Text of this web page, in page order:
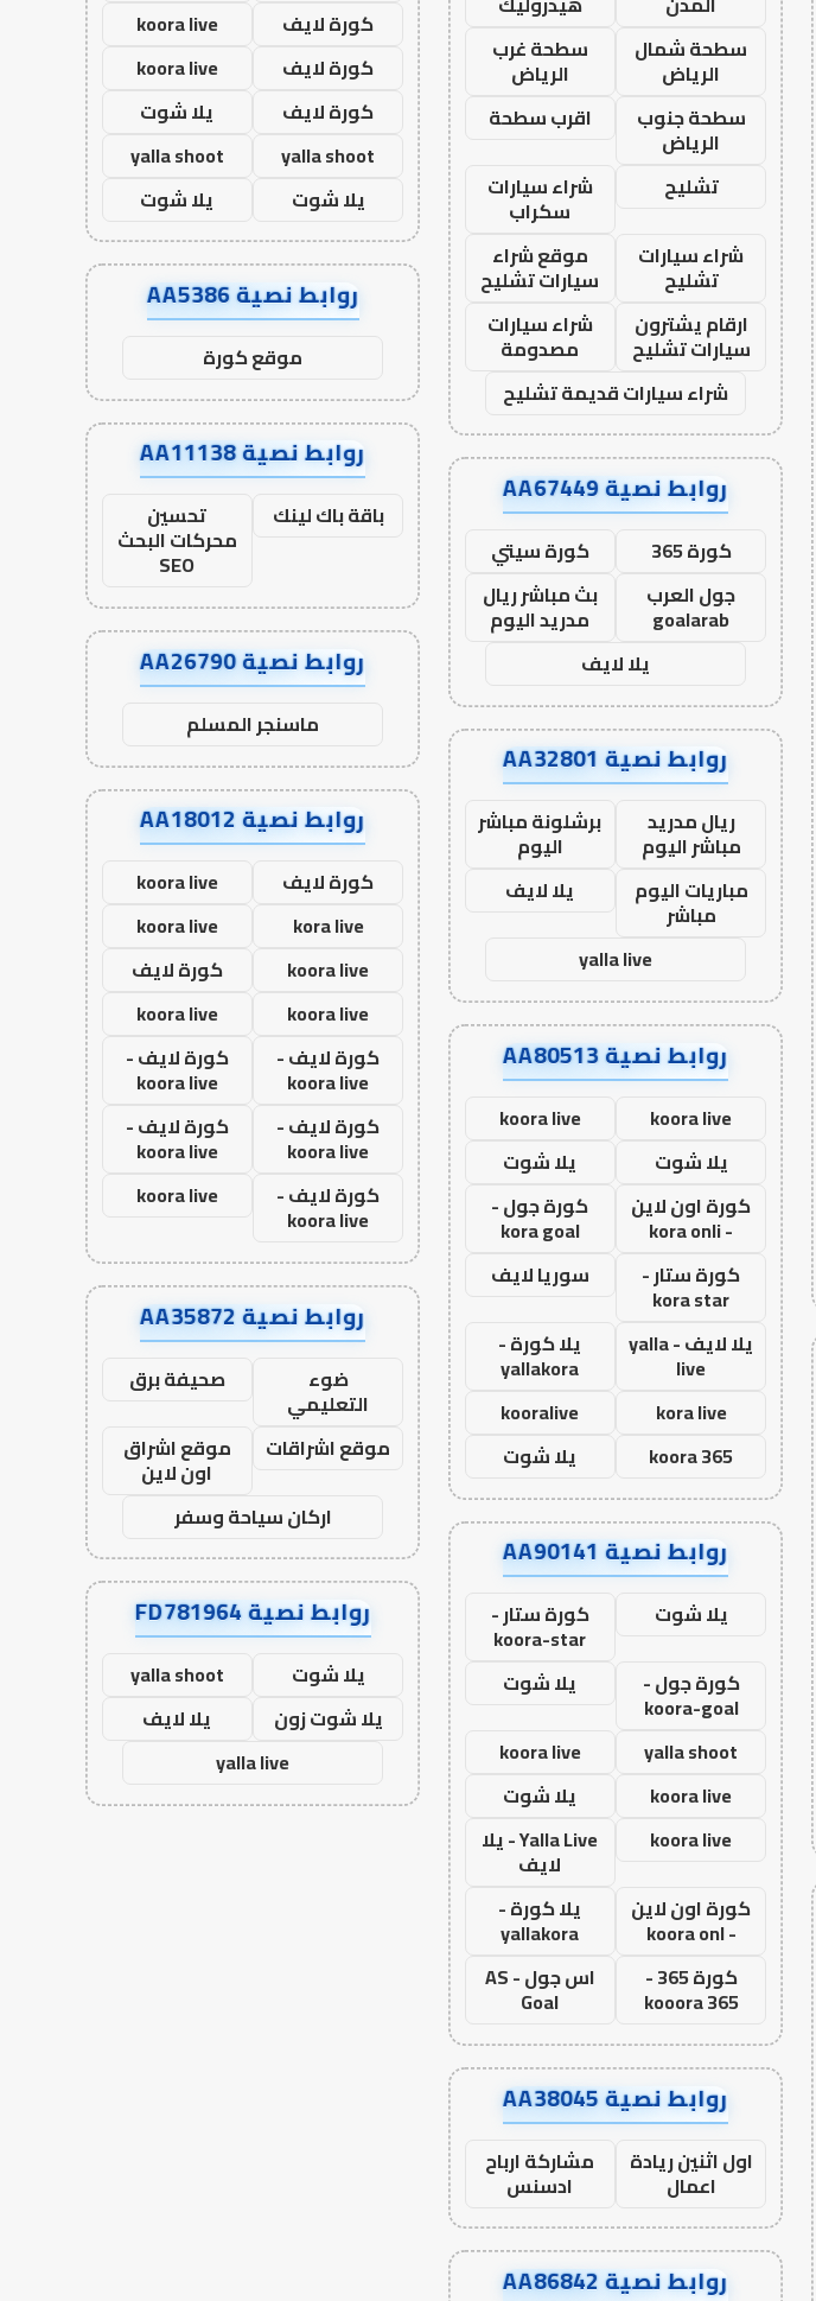
سطحة شمال
الرياض
سطحة غرب
الرياض
سطحة جنوب
الرياض
اقرب سطحة
تشليح
شراء سيارات
سكراب
شراء سيارات
تشليح
موقع شراء
سيارات تشليح
ارقام يشترون
سيارات تشليح
شراء سيارات
مصدومة
شراء سيارات قديمة تشليح
روابط نصية AA67449
كورة 365
كورة سيتي
جول العرب
goalarab
بث مباشر ريال
مدريد اليوم
يلا لايف
روابط نصية AA32801
ريال مدريد
مباشر اليوم
برشلونة مباشر
اليوم
مباريات اليوم
مباشر
يلا لايف
yalla live
روابط نصية AA80513
koora live
koora live
يلا شوت
يلا شوت
كورة اون لاين
- kora onli
كورة جول -
kora goal
كورة ستار -
kora star
سوريا لايف
يلا لايف - yalla
live
يلا كورة -
yallakora
kora live
kooralive
koora 365
يلا شوت
روابط نصية AA90141
يلا شوت كورة ستار -
koora-star
كورة جول -
koora-goal
يلا شوت
yalla shoot
koora live
koora live
يلا شوت
koora live
Yalla Live - يلا
لايف
كورة اون لاين
- koora onl
يلا كورة -
yallakora
كورة 365 -
kooora 365
اس جول - AS
Goal
روابط نصية AA38045
اول اثنين ريادة
اعمال
مشاركة ارباح
ادسنس
روابط نصية AA86842
كورة لايف
koora live
كورة لايف
koora live
كورة لايف
يلا شوت
yalla shoot
yalla shoot
يلا شوت
يلا شوت
روابط نصية AA5386
موقع كورة
روابط نصية AA11138
باقة باك لينك تحسين
محركات البحث
SEO
روابط نصية AA26790
ماسنجر المسلم
روابط نصية AA18012
كورة لايف
koora live
kora live
koora live
koora live
كورة لايف
koora live
koora live
كورة لايف -
koora live
كورة لايف -
koora live
كورة لايف -
koora live
كورة لايف -
koora live
كورة لايف -
koora live
koora live
روابط نصية AA35872
ضوء
التعليمي
صحيفة برق
موقع اشراقات
موقع اشراق
اون لاين
اركان سياحة وسفر
روابط نصية FD781964
يلا شوت
yalla shoot
يلا شوت زون
يلا لايف
yalla live